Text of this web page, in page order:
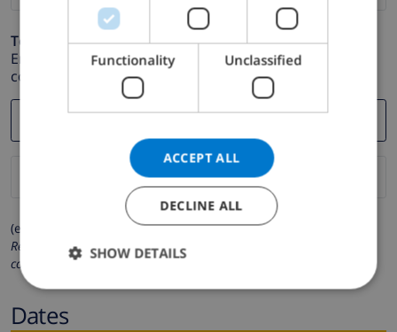
Telèfon *
En cas que la direcció de correu electrònic no funcioni
correctament.
(els camps marcats amb * són obligatoris)
Respectem la teva privacitat. Les teves dades personals no es
compartiran amb tercers.
Dates
ITALIAN
DANISH
NORWEGIAN
Functionality Unclassified
ACCEPT ALL
DECLINE ALL
SHOW DETAILS